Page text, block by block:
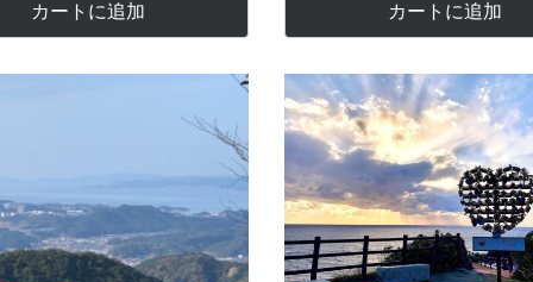
カートに追加 カートに追加